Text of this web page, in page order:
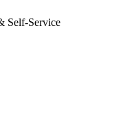
Self-Service